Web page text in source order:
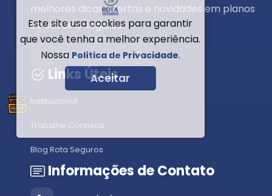
melhores dicas, ofertas e novidades em planos
de saúde e seguros.
f i t in b
Links Úteis
Institucional
Trabalhe Conosco
Blog Rota Seguros
Informações de Contato
Este site usa cookies para garantir
que você tenha a melhor experiência.
Nossa Política de Privacidade.
Aceitar